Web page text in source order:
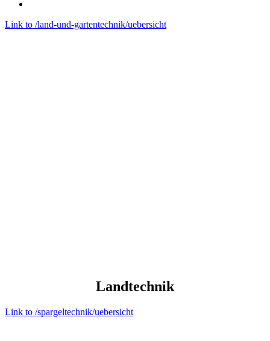
Link to /land-und-gartentechnik/uebersicht
Land­technik
Link to /spargeltechnik/uebersicht